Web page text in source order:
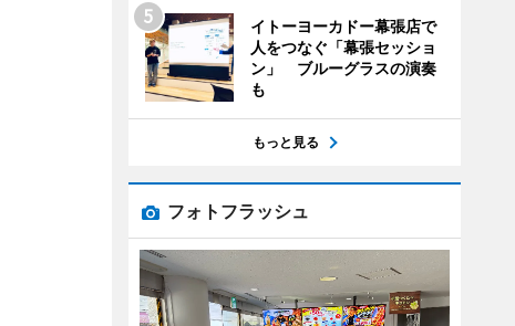
イトーヨーカドー幕張店で
人をつなぐ「幕張セッショ
ン」 ブルーグラスの演奏
も
もっと見る
フォトフラッシュ